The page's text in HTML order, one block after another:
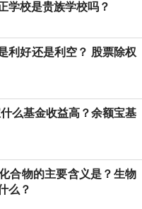
学校是贵族学校吗？
利好还是利空？ 股票除权
么基金收益高？余额宝基
合物的主要含义是？生物
么？